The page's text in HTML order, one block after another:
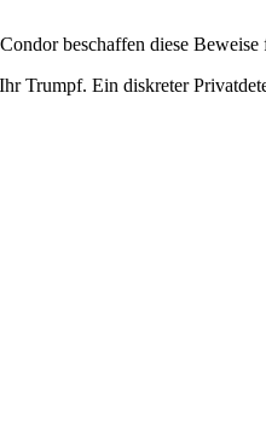
beschaffen diese Beweise
Trumpf. Ein diskreter